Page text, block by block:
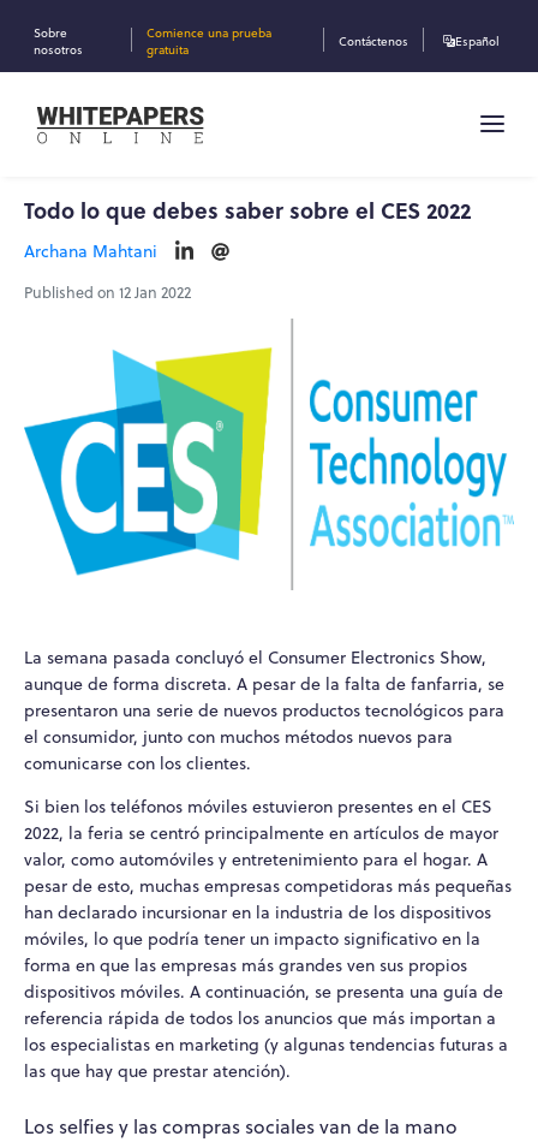
Sobre
nosotros
Comience una prueba
gratuita
Contáctenos Español
Todo lo que debes saber sobre el CES 2022
Archana Mahtani
Published on 12 Jan 2022
La semana pasada concluyó el Consumer Electronics Show,
aunque de forma discreta. A pesar de la falta de fanfarria, se
presentaron una serie de nuevos productos tecnológicos para
el consumidor, junto con muchos métodos nuevos para
comunicarse con los clientes.
Si bien los teléfonos móviles estuvieron presentes en el CES
2022, la feria se centró principalmente en artículos de mayor
valor, como automóviles y entretenimiento para el hogar. A
pesar de esto, muchas empresas competidoras más pequeñas
han declarado incursionar en la industria de los dispositivos
móviles, lo que podría tener un impacto significativo en la
forma en que las empresas más grandes ven sus propios
dispositivos móviles. A continuación, se presenta una guía de
referencia rápida de todos los anuncios que más importan a
los especialistas en marketing (y algunas tendencias futuras a
las que hay que prestar atención).
Los selfies y las compras sociales van de la mano